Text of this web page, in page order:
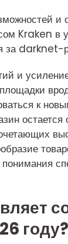
и
Kraken в
за darknet-
и
к
понимания
году?